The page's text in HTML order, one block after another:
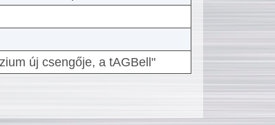
új csengője, a tAGBell"